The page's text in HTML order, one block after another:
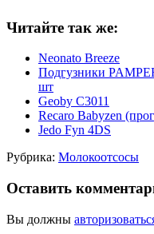
Читайте так же:
Neonato Breeze
Подгузники
шт
Geoby C3011
Recaro Babyzen
Jedo Fyn 4DS
Рубрика: Молокоотсосы
Оставить
Вы должны